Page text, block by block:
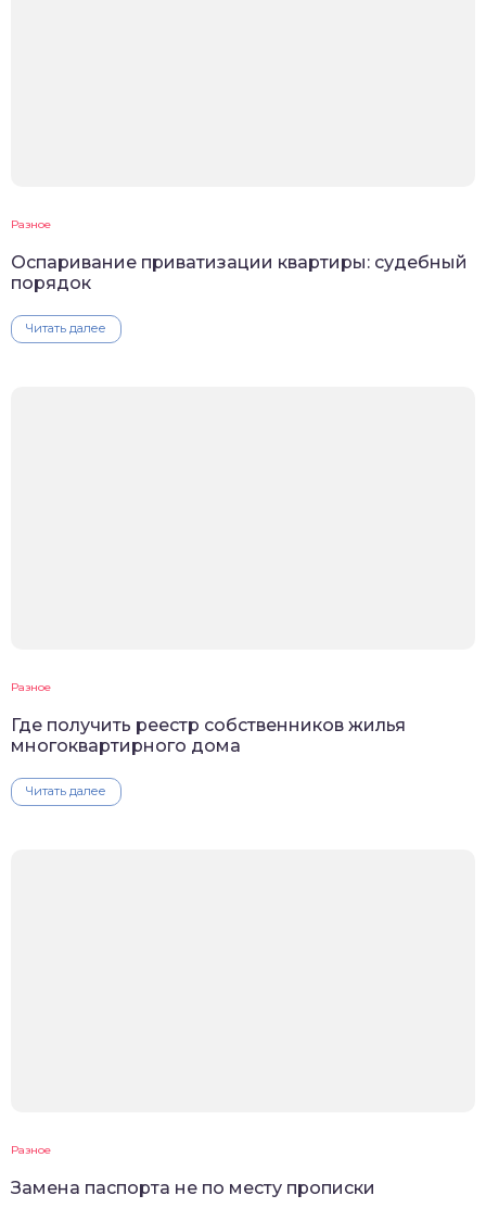
Разное
Оспаривание приватизации квартиры: судебный
порядок
Читать далее
Разное
Где получить реестр собственников жилья
многоквартирного дома
Читать далее
Разное
Замена паспорта не по месту прописки